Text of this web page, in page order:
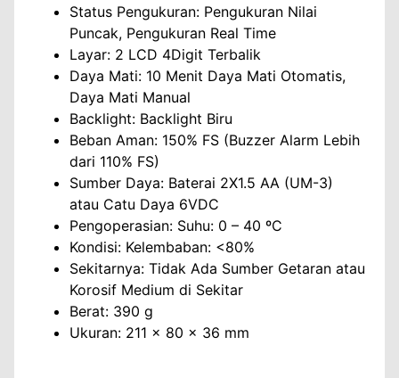
Status Pengukuran: Pengukuran Nilai
Puncak, Pengukuran Real Time
Layar: 2 LCD 4Digit Terbalik
Daya Mati: 10 Menit Daya Mati Otomatis,
Daya Mati Manual
Backlight: Backlight Biru
Beban Aman: 150% FS (Buzzer Alarm Lebih
dari 110% FS)
Sumber Daya: Baterai 2X1.5 AA (UM-3)
atau Catu Daya 6VDC
Pengoperasian: Suhu: 0 – 40 ºC
Kondisi: Kelembaban: <80%
Sekitarnya: Tidak Ada Sumber Getaran atau
Korosif Medium di Sekitar
Berat: 390 g
Ukuran: 211 x 80 x 36 mm